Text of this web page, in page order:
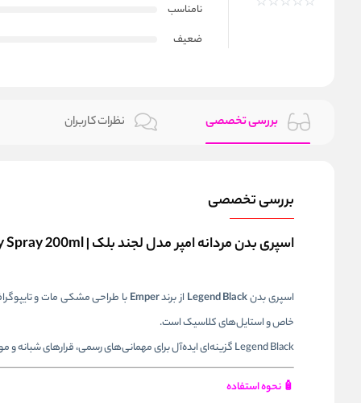
نامناسب
ضعیف
بررسی تخصصی نظرات کاربران
بررسی تخصصی
اسپری بدن مردانه امپر مدل لجند بلک | Emper Legend Black Pour Homme Body Spray 200ml
اسپری بدنLegend Black از برندEmperبا طراحی مشکی مات و
خاص و استایل‌های کلاسیک است.
Legend Black گزینه‌ای ایده‌آل برای مهمانی‌های رسمی، قرارهای شبانه و موقعیت‌های نیمه‌رسمی بوده و رایحه‌ای ماندگار و مرموز را در طول شب حفظ می‌کند.
🧴 نحوه استفاده